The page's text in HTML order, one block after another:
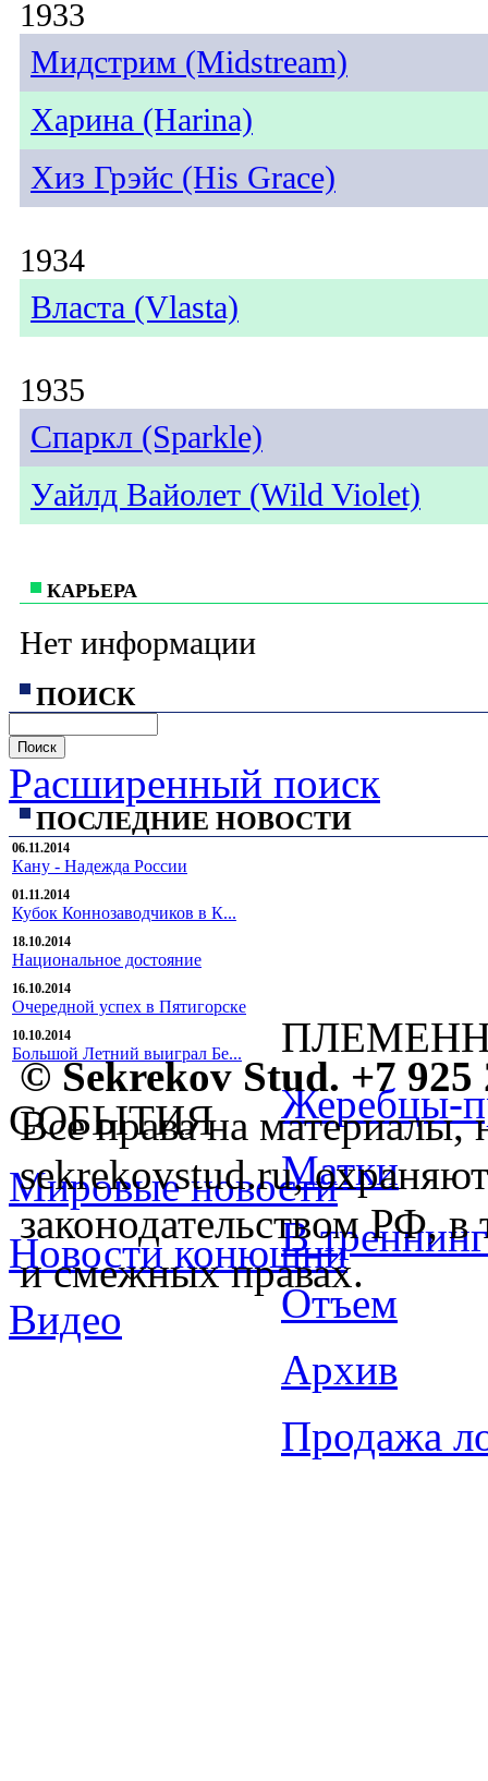
1933
Мидстрим (Midstream)
Харина (Harina)
Хиз Грэйс (His Grace)
1934
Власта (Vlasta)
1935
Спаркл (Sparkle)
Уайлд Вайолет (Wild Violet)
КАРЬЕРА
Нет информации
ПОИСК
Расширенный поиск
ПОСЛЕДНИЕ НОВОСТИ
06.11.2014
Кану - Надежда России
01.11.2014
Кубок Коннозаводчиков в К...
18.10.2014
Национальное достояние
16.10.2014
Очередной успех в Пятигорске
10.10.2014
Большой Летний выиграл Бе...
СОБЫТИЯ
Мировые новости
Новости конюшни
Видео
Жеребцы-
Матки
В
Отъем
Архив
Продажа
© Sekrekov Stud. +7 925
Все права на материалы,
sekrekovstud.ru,
законодательством РФ, в
и смежных правах.